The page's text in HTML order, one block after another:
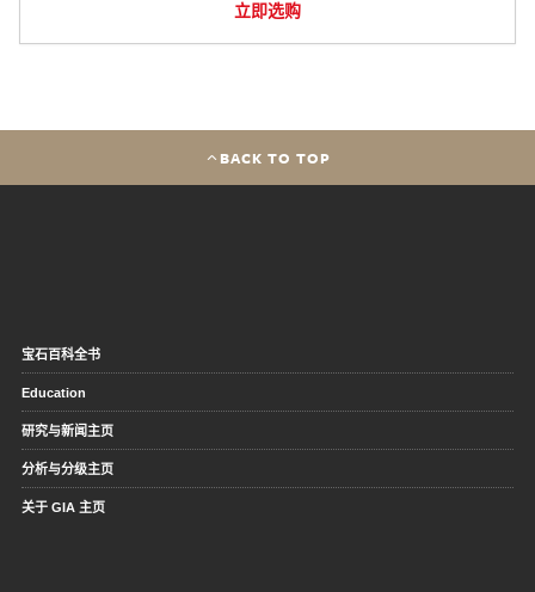
立即选购
BACK TO TOP
宝石百科全书
Education
研究与新闻主页
分析与分级主页
关于 GIA 主页